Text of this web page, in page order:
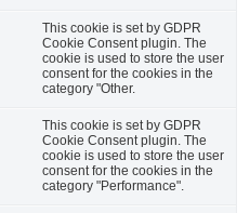
This cookie is set by GDPR
Cookie Consent plugin. The
cookie is used to store the user
consent for the cookies in the
category "Other.
This cookie is set by GDPR
Cookie Consent plugin. The
cookie is used to store the user
consent for the cookies in the
category "Performance".